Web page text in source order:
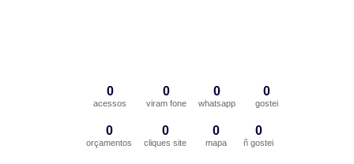
0
acessos
0
viram fone
0
whatsapp
0
gostei
0
orçamentos
0
cliques site
0
mapa
0
ñ gostei